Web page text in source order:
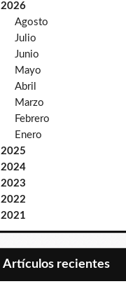
2026
Agosto
Julio
Junio
Mayo
Abril
Marzo
Febrero
Enero
2025
2024
2023
2022
2021
Artículos recientes